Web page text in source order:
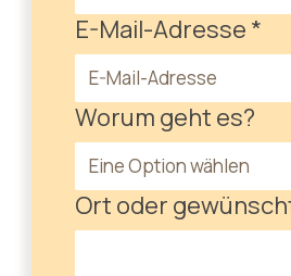
E-Mail-Adresse *
Worum geht es?
Ort oder